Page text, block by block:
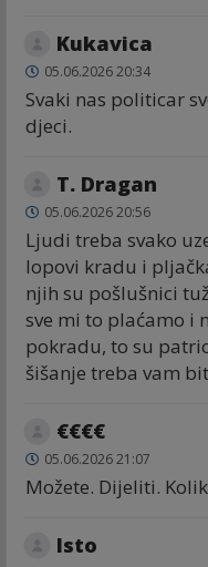
Kukavica
05.06.2026 20:34
Svaki nas politicar
djeci.
T. Dragan
05.06.2026 20:56
Ljudi treba svako
lopovi kradu i
njih su pošlušnici
sve mi to plaćamo i
pokradu, to su
šišanje treba vam
€€€€
05.06.2026 21:07
Možete. Dijeliti.
Isto